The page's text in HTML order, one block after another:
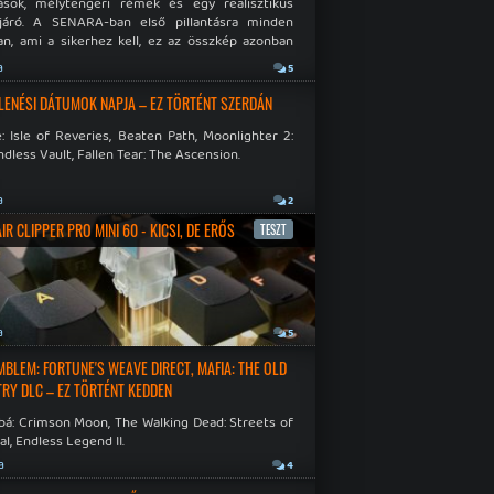
A SENARA-ban első pillantásra minden
ami a sikerhez kell, ez az összkép azonban
5
DÁTUMOK NAPJA – EZ TÖRTÉNT SZERDÁN
Isle of Reveries, Beaten Path, Moonlighter 2:
Vault, Fallen Tear: The Ascension.
2
CLIPPER PRO MINI 60 - KICSI, DE ERŐS TESZT
5
FORTUNE'S WEAVE DIRECT, MAFIA: THE OLD
DLC – EZ TÖRTÉNT KEDDEN
Crimson Moon, The Walking Dead: Streets of
Endless Legend II.
4